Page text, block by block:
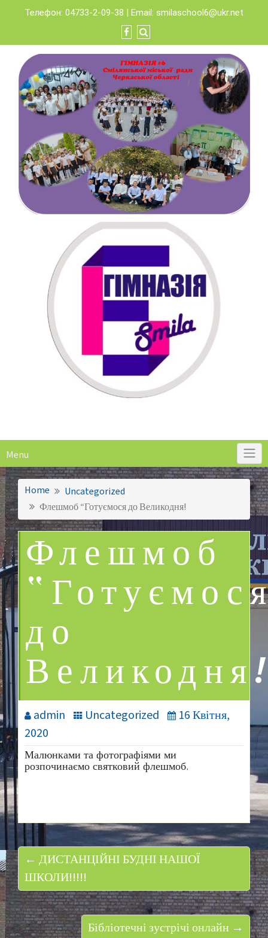
content
Телефон: 04733-2-09-38 | Email: smilaschool6@ukr.net
Menu
Home
Uncategorized
Флешмоб “Готуємося до Великодня!
Флешмоб
до
admin Uncategorized
16 Квітня,
2020
Малюнками та фотографіями ми
розпочинаємо святковий флешмоб.
← ДИСТАНЦІЙНІ БУДНІ НАШОЇ
ШКОЛИ!!!!!
Бібліотечні зустрічі онлайн →